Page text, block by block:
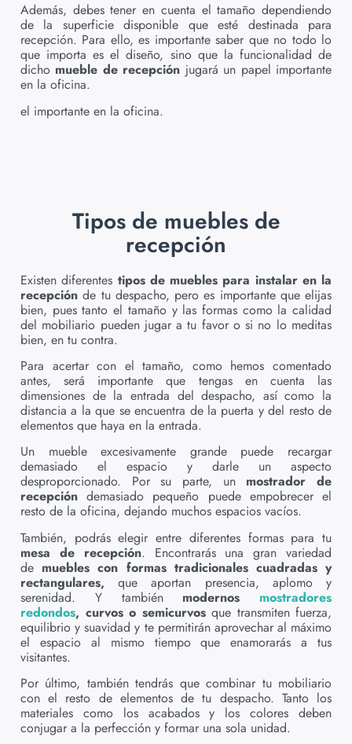
Además, debes tener en cuenta el tamaño dependiendo
de la superficie disponible que esté destinada para
recepción. Para ello, es importante saber que no todo lo
que importa es el diseño, sino que la funcionalidad de
dicho mueble de recepción jugará un papel importante
en la oficina.
el importante en la oficina.
Tipos de muebles de
recepción
Existen diferentes tipos de muebles para instalar en la
recepción de tu despacho, pero es importante que elijas
bien, pues tanto el tamaño y las formas como la calidad
del mobiliario pueden jugar a tu favor o si no lo meditas
bien, en tu contra.
Para acertar con el tamaño, como hemos comentado
antes, será importante que tengas en cuenta las
dimensiones de la entrada del despacho, así como la
distancia a la que se encuentra de la puerta y del resto de
elementos que haya en la entrada.
Un mueble excesivamente grande puede recargar
demasiado el espacio y darle un aspecto
desproporcionado. Por su parte, un mostrador de
recepción demasiado pequeño puede empobrecer el
resto de la oficina, dejando muchos espacios vacíos.
También, podrás elegir entre diferentes formas para tu
mesa de recepción. Encontrarás una gran variedad
de muebles con formas tradicionales cuadradas y
rectangulares, que aportan presencia, aplomo y
serenidad. Y también modernos mostradores
redondos, curvos o semicurvosque transmiten fuerza,
equilibrio y suavidad y te permitirán aprovechar al máximo
el espacio al mismo tiempo que enamorarás a tus
visitantes.
Por último, también tendrás que combinar tu mobiliario
con el resto de elementos de tu despacho. Tanto los
materiales como los acabados y los colores deben
conjugar a la perfección y formar una sola unidad.